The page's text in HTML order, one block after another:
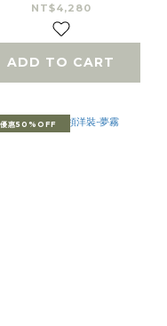
NT$4,280
ADD TO CART
優惠50%OFF